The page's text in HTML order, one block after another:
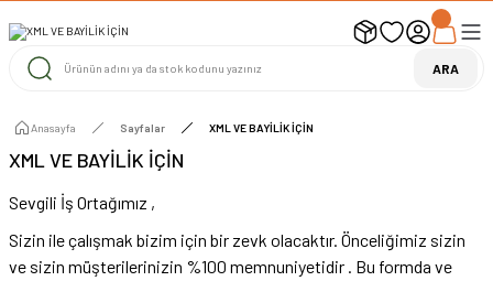
UYARI ! KARGOLAR 13 TEMMUZ 2026 YAPILACAK
1000 TL ve Üzeri Ücretsiz Kargo 1000 TL ve Üzeri Ücretsiz Kargo ARA
Anasayfa Sayfalar XML VE BAYİLİK İÇİN
XML VE BAYİLİK İÇİN
Sevgili İş Ortağımız ,
Sizin ile çalışmak bizim için bir zevk olacaktır. Önceliğimiz sizin
ve sizin müşterilerinizin %100 memnuniyetidir . Bu formda ve